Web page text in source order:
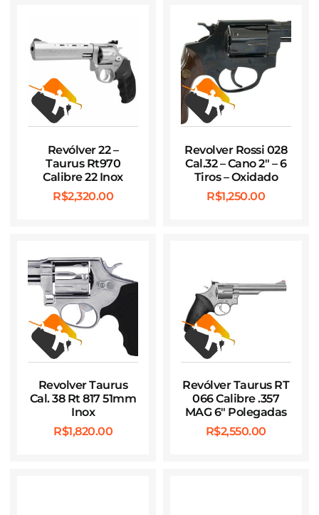
Revólver 22 –
Taurus Rt970
Calibre 22 Inox
R$2,320.00
Revolver Rossi 028
Cal.32 – Cano 2″ – 6
Tiros – Oxidado
R$1,250.00
Revolver Taurus
Cal. 38 Rt 817 51mm
Inox
R$1,820.00
Revólver Taurus RT
066 Calibre .357
MAG 6″ Polegadas
R$2,550.00